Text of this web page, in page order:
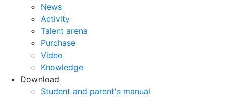
News
Activity
Talent arena
Purchase
Video
Knowledge
Download
Student and parent's manual